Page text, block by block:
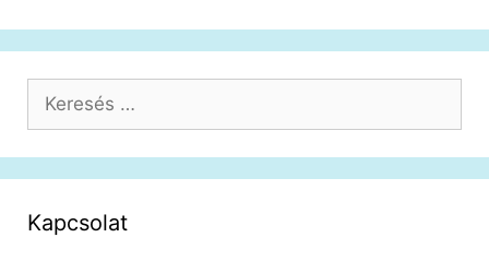
Keresés:
Kapcsolat